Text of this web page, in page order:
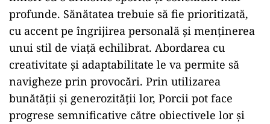
profunde. Sănătatea trebuie să fie prioritizată,
cu accent pe îngrijirea personală și menținerea
unui stil de viață echilibrat. Abordarea cu
creativitate și adaptabilitate le va permite să
navigheze prin provocări. Prin utilizarea
bunătății și generozității lor, Porcii pot face
progrese semnificative către obiectivele lor și